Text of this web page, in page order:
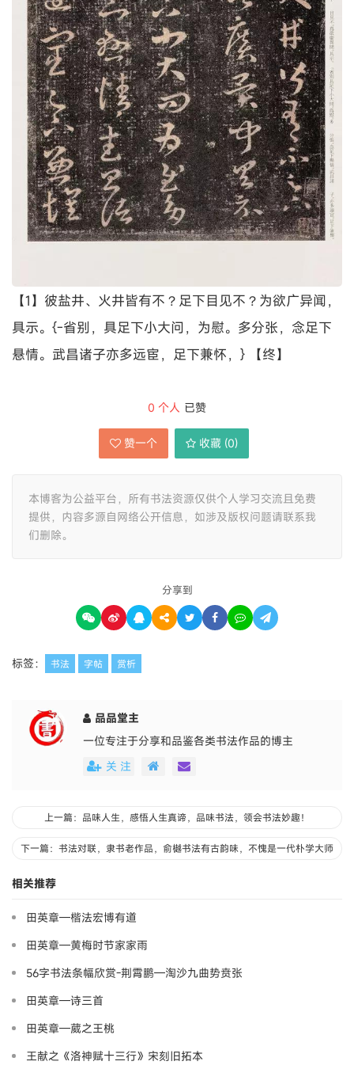
【1】彼盐井、火井皆有不？足下目见不？为欲广异闻，
具示。{-省别，具足下小大问，为慰。多分张，念足下
悬情。武昌诸子亦多远宦，足下兼怀，} 【终】
0 个人 已赞
赞一个 收藏 (0)
本博客为公益平台，所有书法资源仅供个人学习交流且免费
提供，内容多源自网络公开信息，如涉及版权问题请联系我
们删除。
分享到
标签： 书法 字帖 赏析
品品堂主
一位专注于分享和品鉴各类书法作品的博主
关 注
上一篇：品味人生，感悟人生真谛，品味书法，领会书法妙趣！
下一篇：书法对联，隶书老作品，俞樾书法有古韵味，不愧是一代朴学大师
相关推荐
田英章—楷法宏博有道
田英章—黄梅时节家家雨
56字书法条幅欣赏-荆霄鹏—淘沙九曲势贲张
田英章—诗三首
田英章—葳之王桃
王献之《洛神赋十三行》宋刻旧拓本